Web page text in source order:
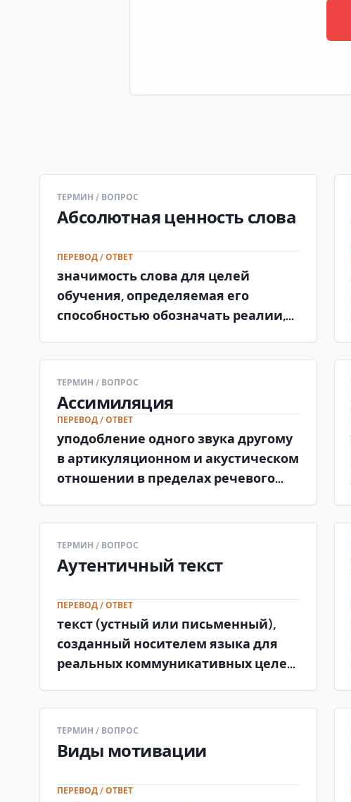
ТЕРМИН / ВОПРОС
Абсолютная ценность слова
ПЕРЕВОД / ОТВЕТ
значимость слова для целей
обучения, определяемая его
способностью обозначать реалии,
противопоставлении
относительной ценности) [словарь
Щукина].
ТЕРМИН / ВОПРОС
Ассимиляция
ПЕРЕВОД / ОТВЕТ
уподобление одного звука другому
в артикуляционном и акустическом
отношении в пределах речевого
ТЕРМИН / ВОПРОС
Аутентичный текст
ПЕРЕВОД / ОТВЕТ
текст (устный или письменный),
созданный носителем языка для
реальных коммуникативных целей,
ТЕРМИН / ВОПРОС
Виды мотивации
ПЕРЕВОД / ОТВЕТ